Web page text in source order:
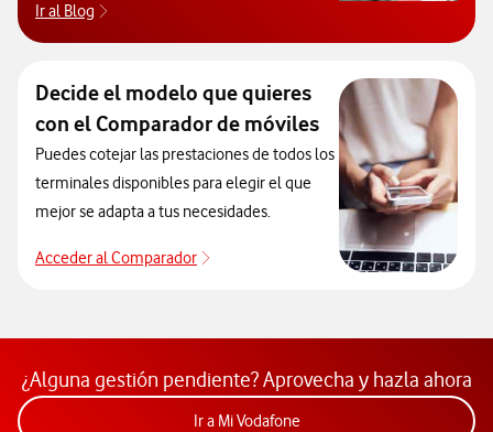
Ir al Blog
Decide el modelo que quieres
con el Comparador de móviles
Puedes cotejar las prestaciones de todos los
terminales disponibles para elegir el que
mejor se adapta a tus necesidades.
Acceder al Comparador
Acceder al Comparador
¿Alguna gestión pendiente? Aprovecha y hazla ahora
Ir a Mi VodafoneAcceder a la app Mi